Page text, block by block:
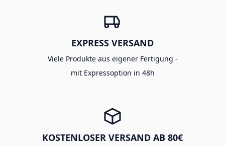
EXPRESS VERSAND
Viele Produkte aus eigener Fertigung -
mit Expressoption in 48h
KOSTENLOSER VERSAND AB 80€